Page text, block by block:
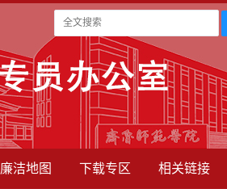
廉洁地图 下载专区 相关链接